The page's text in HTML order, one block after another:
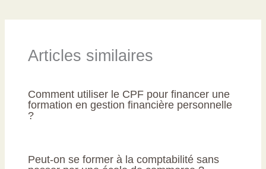
Articles similaires
Comment utiliser le CPF pour financer une
formation en gestion financière personnelle
?
Peut-on se former à la comptabilité sans